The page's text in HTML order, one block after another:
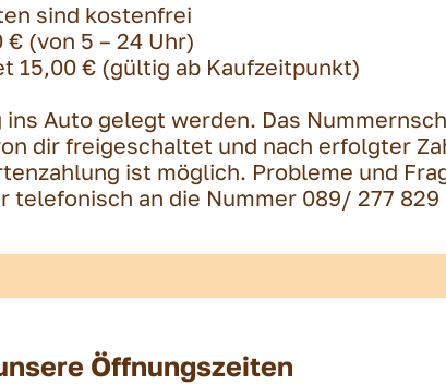
sind kostenfrei
(von 5 – 24 Uhr)
15,00 € (gültig ab Kaufzeitpunkt)
ins Auto gelegt werden. Das
dir freigeschaltet und nach erfolgter
ist möglich. Probleme und
telefonisch an die Nummer 089/ 277 829
Öffnungszeiten